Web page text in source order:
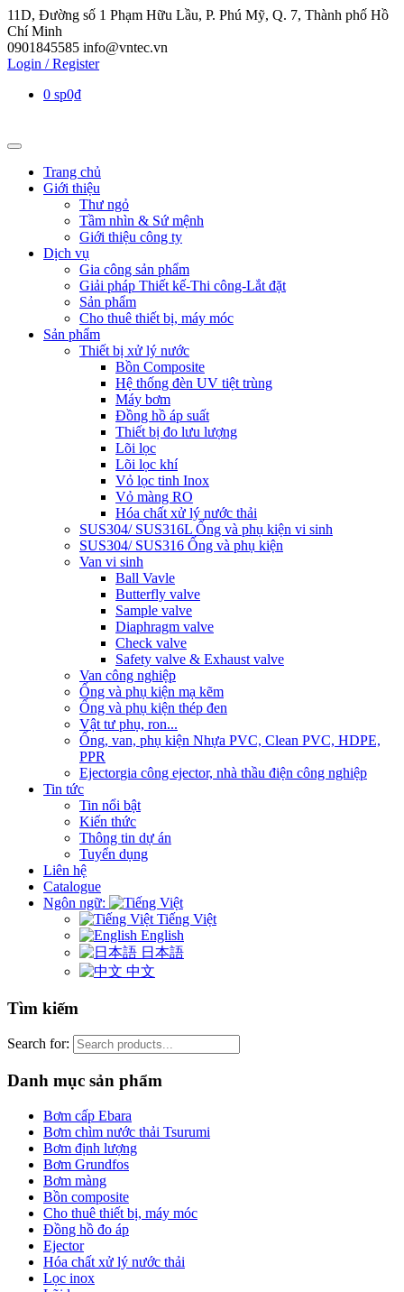
11D, Đường số 1 Phạm Hữu Lầu, P. Phú Mỹ, Q. 7, Thành phố Hồ
Chí Minh
0901845585 info@vntec.vn
Login / Register
0 sp0₫
Trang chủ
Giới thiệu
Thư ngỏ
Tầm nhìn & Sứ mệnh
Giới thiệu công ty
Dịch vụ
Gia công sản phẩm
Giải pháp Thiết kế-Thi công-Lắt đặt
Sản phẩm
Cho thuê thiết bị, máy móc
Sản phẩm
Thiết bị xử lý nước
Bồn Composite
Hệ thống đèn UV tiệt trùng
Máy bơm
Đồng hồ áp suất
Thiết bị đo lưu lượng
Lõi lọc
Lõi lọc khí
Vỏ lọc tinh Inox
Vỏ màng RO
Hóa chất xử lý nước thải
SUS304/ SUS316L Ống và phụ kiện vi sinh
SUS304/ SUS316 Ống và phụ kiện
Van vi sinh
Ball Vavle
Butterfly valve
Sample valve
Diaphragm valve
Check valve
Safety valve & Exhaust valve
Van công nghiệp
Ống và phụ kiện mạ kẽm
Ống và phụ kiện thép đen
Vật tư phụ, ron...
Ống, van, phụ kiện Nhựa PVC, Clean PVC, HDPE,
PPR
Ejectorgia công ejector, nhà thầu điện công nghiệp
Tin tức
Tin nổi bật
Kiến thức
Thông tin dự án
Tuyển dụng
Liên hệ
Catalogue
Ngôn ngữ:
Tiếng Việt
English
日本語
中文
Tìm kiếm
Search for:
Danh mục sản phẩm
Bơm cấp Ebara
Bơm chìm nước thải Tsurumi
Bơm định lượng
Bơm Grundfos
Bơm màng
Bồn composite
Cho thuê thiết bị, máy móc
Đồng hồ đo áp
Ejector
Hóa chất xử lý nước thải
Lọc inox